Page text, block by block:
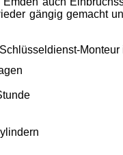
gängig gemacht